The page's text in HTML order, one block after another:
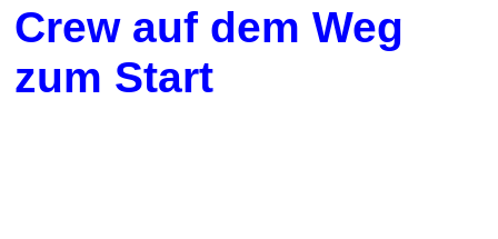
Crew auf dem Weg
zum Start